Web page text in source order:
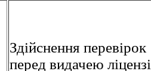
Здійснення перевірок
перед видачею